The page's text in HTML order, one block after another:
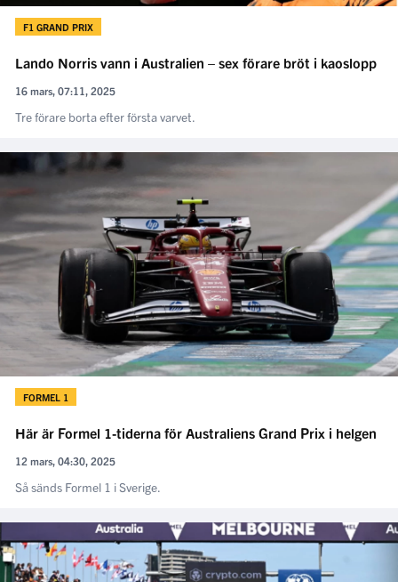
F1 GRAND PRIX
Lando Norris vann i Australien – sex förare bröt i kaoslopp
16 mars, 07:11, 2025
Tre förare borta efter första varvet.
FORMEL 1
Här är Formel 1-tiderna för Australiens Grand Prix i helgen
12 mars, 04:30, 2025
Så sänds Formel 1 i Sverige.